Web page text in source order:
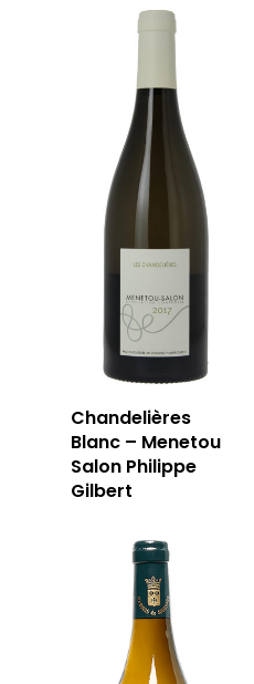
Chandelières
Blanc – Menetou
Salon Philippe
Gilbert